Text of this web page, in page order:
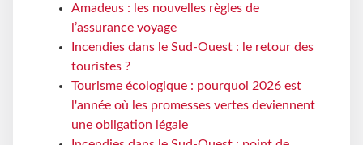
Amadeus : les nouvelles règles de
l’assurance voyage
Incendies dans le Sud-Ouest : le retour des
touristes ?
Tourisme écologique : pourquoi 2026 est
l'année où les promesses vertes deviennent
une obligation légale